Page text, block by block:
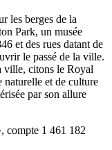
les berges de la
Park, un musée
et des rues datant de
le passé de la ville.
ville, citons le Royal
naturelle et de culture
par son allure
compte 1 461 182